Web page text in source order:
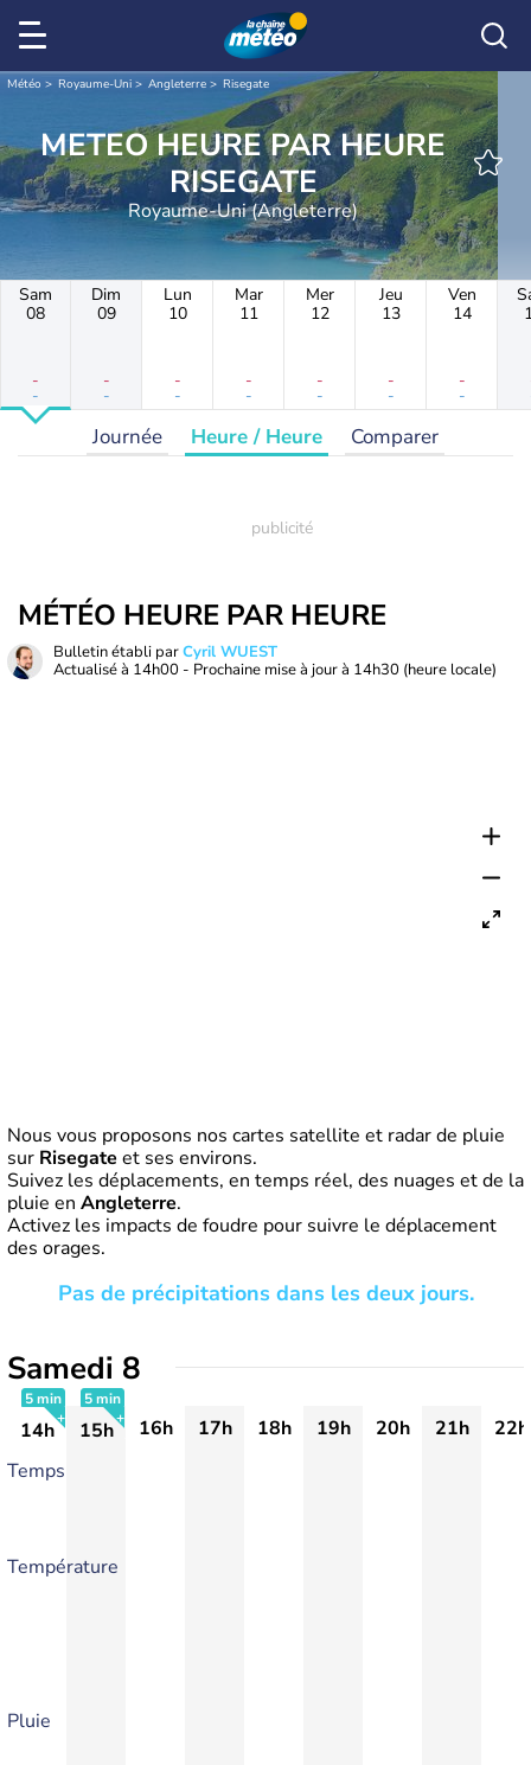
Météo Royaume-Uni Angleterre Risegate
METEO HEURE PAR HEURE
RISEGATE
Royaume-Uni (Angleterre)
Sam
08
-
-
Dim
09
-
-
Lun
10
-
-
Mar
11
-
-
Mer
12
-
-
Jeu
13
-
-
Ven
14
-
-
Journée Heure / Heure Comparer
MÉTÉO HEURE PAR HEURE
Bulletin établi parCyril WUEST
Actualisé à 14h00 - Prochaine mise à jour à 14h30 (heure locale)
Nous vous proposons nos cartes satellite et radar de pluie
sur Risegate et ses environs.
Suivez les déplacements, en temps réel, des nuages et de la
pluie en Angleterre.
Activez les impacts de foudre pour suivre le déplacement
des orages.
Pas de précipitations dans les deux jours.
Samedi 8
5 min
14h
5 min
15h 16h 17h 18h 19h 20h 21h
22h
Temps
Température
Pluie